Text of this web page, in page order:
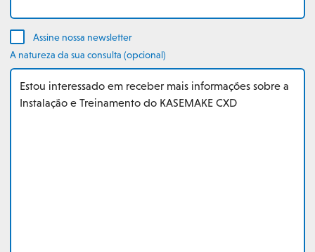
Assine nossa newsletter
A natureza da sua consulta (opcional)